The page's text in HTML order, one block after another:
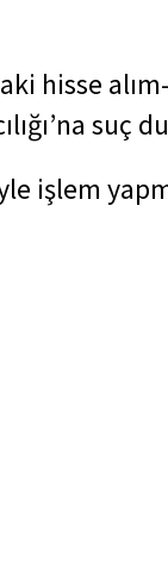
hisse
işlem